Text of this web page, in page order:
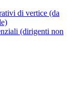
di vertice (da
(dirigenti non